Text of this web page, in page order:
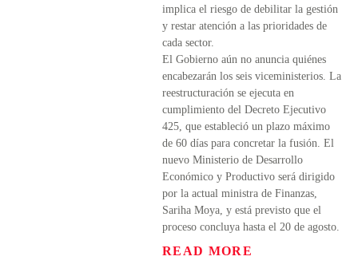
implica el riesgo de debilitar la gestión
y restar atención a las prioridades de
cada sector.
El Gobierno aún no anuncia quiénes
encabezarán los seis viceministerios. La
reestructuración se ejecuta en
cumplimiento del Decreto Ejecutivo
425, que estableció un plazo máximo
de 60 días para concretar la fusión. El
nuevo Ministerio de Desarrollo
Económico y Productivo será dirigido
por la actual ministra de Finanzas,
Sariha Moya, y está previsto que el
proceso concluya hasta el 20 de agosto.
READ MORE